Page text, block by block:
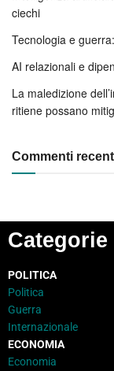
ciechi
Tecnologia e
AI relazionali e
La maledizione
ritiene possano
Commenti
Categorie
POLITICA
Politica
Guerra
Internazionale
ECONOMIA
Economia